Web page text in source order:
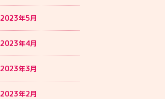
2023年5月
2023年4月
2023年3月
2023年2月